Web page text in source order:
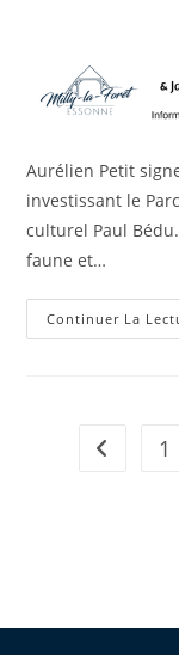
Aurélien Petit
investissant le
culturel Paul
faune et…
Continuer La
1